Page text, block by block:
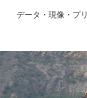
データ・現像・プ